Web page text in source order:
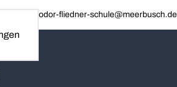
E-Mail: theodor-fliedner-schule@meerbusch.de